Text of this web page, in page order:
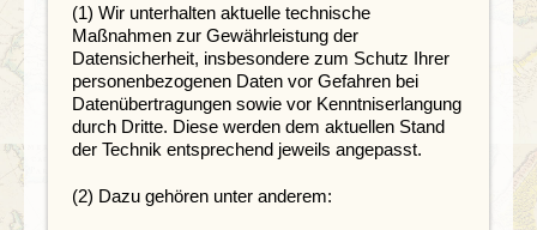
(1) Wir unterhalten aktuelle technische
Maßnahmen zur Gewährleistung der
Datensicherheit, insbesondere zum Schutz Ihrer
personenbezogenen Daten vor Gefahren bei
Datenübertragungen sowie vor Kenntniserlangung
durch Dritte. Diese werden dem aktuellen Stand
der Technik entsprechend jeweils angepasst.
(2) Dazu gehören unter anderem: